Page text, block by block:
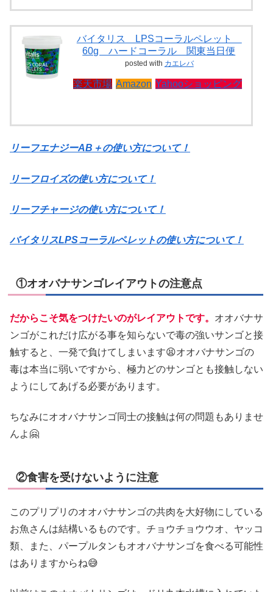
バイタリス LPSコーラルペレット
60g ハードコーラル 関東当日便
posted with カエレバ
楽天市場 Amazon Yahooショッピング
リーフエナジーAB＋の使い方について！
リーフロイズの使い方について！
リーフチャージの使い方について！
バイタリスLPSコーラルペレットの使い方について！
①オオバナサンゴレイアウトの注意点
だからこそ気をつけたいのがレイアウトです。 オオバナサ
ンゴがこれだけ広がる事を知らないで毒の強いサンゴと接
触すると、一発で負けてしまいます😫オオバナサンゴの
毒は本当に弱いですから、極力どのサンゴとも接触しない
ようにしてあげる必要があります。
ちなみにオオバナサンゴ同士の接触は何の問題もありませ
んよ🤗
②食害を受けないように注意
このプリプリのオオバナサンゴの共肉を大好物にしている
お魚さんは結構いるものです。チョウチョウウオ、ヤッコ
類、また、パープルタンもオオバナサンゴを食べる可能性
はありますからね😅